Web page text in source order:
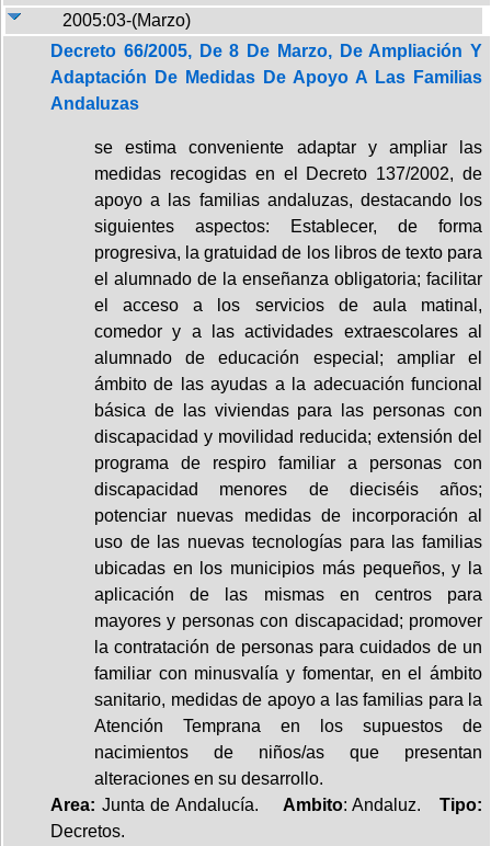
2005:03-(Marzo)
Decreto 66/2005, De 8 De Marzo, De Ampliación Y
Adaptación De Medidas De Apoyo A Las Familias
Andaluzas
se estima conveniente adaptar y ampliar las
medidas recogidas en el Decreto 137/2002, de
apoyo a las familias andaluzas, destacando los
siguientes aspectos: Establecer, de forma
progresiva, la gratuidad de los libros de texto para
el alumnado de la enseñanza obligatoria; facilitar
el acceso a los servicios de aula matinal,
comedor y a las actividades extraescolares al
alumnado de educación especial; ampliar el
ámbito de las ayudas a la adecuación funcional
básica de las viviendas para las personas con
discapacidad y movilidad reducida; extensión del
programa de respiro familiar a personas con
discapacidad menores de dieciséis años;
potenciar nuevas medidas de incorporación al
uso de las nuevas tecnologías para las familias
ubicadas en los municipios más pequeños, y la
aplicación de las mismas en centros para
mayores y personas con discapacidad; promover
la contratación de personas para cuidados de un
familiar con minusvalía y fomentar, en el ámbito
sanitario, medidas de apoyo a las familias para la
Atención Temprana en los supuestos de
nacimientos de niños/as que presentan
alteraciones en su desarrollo.
Area: Junta de Andalucía. Ambito: Andaluz.Tipo:
Decretos.